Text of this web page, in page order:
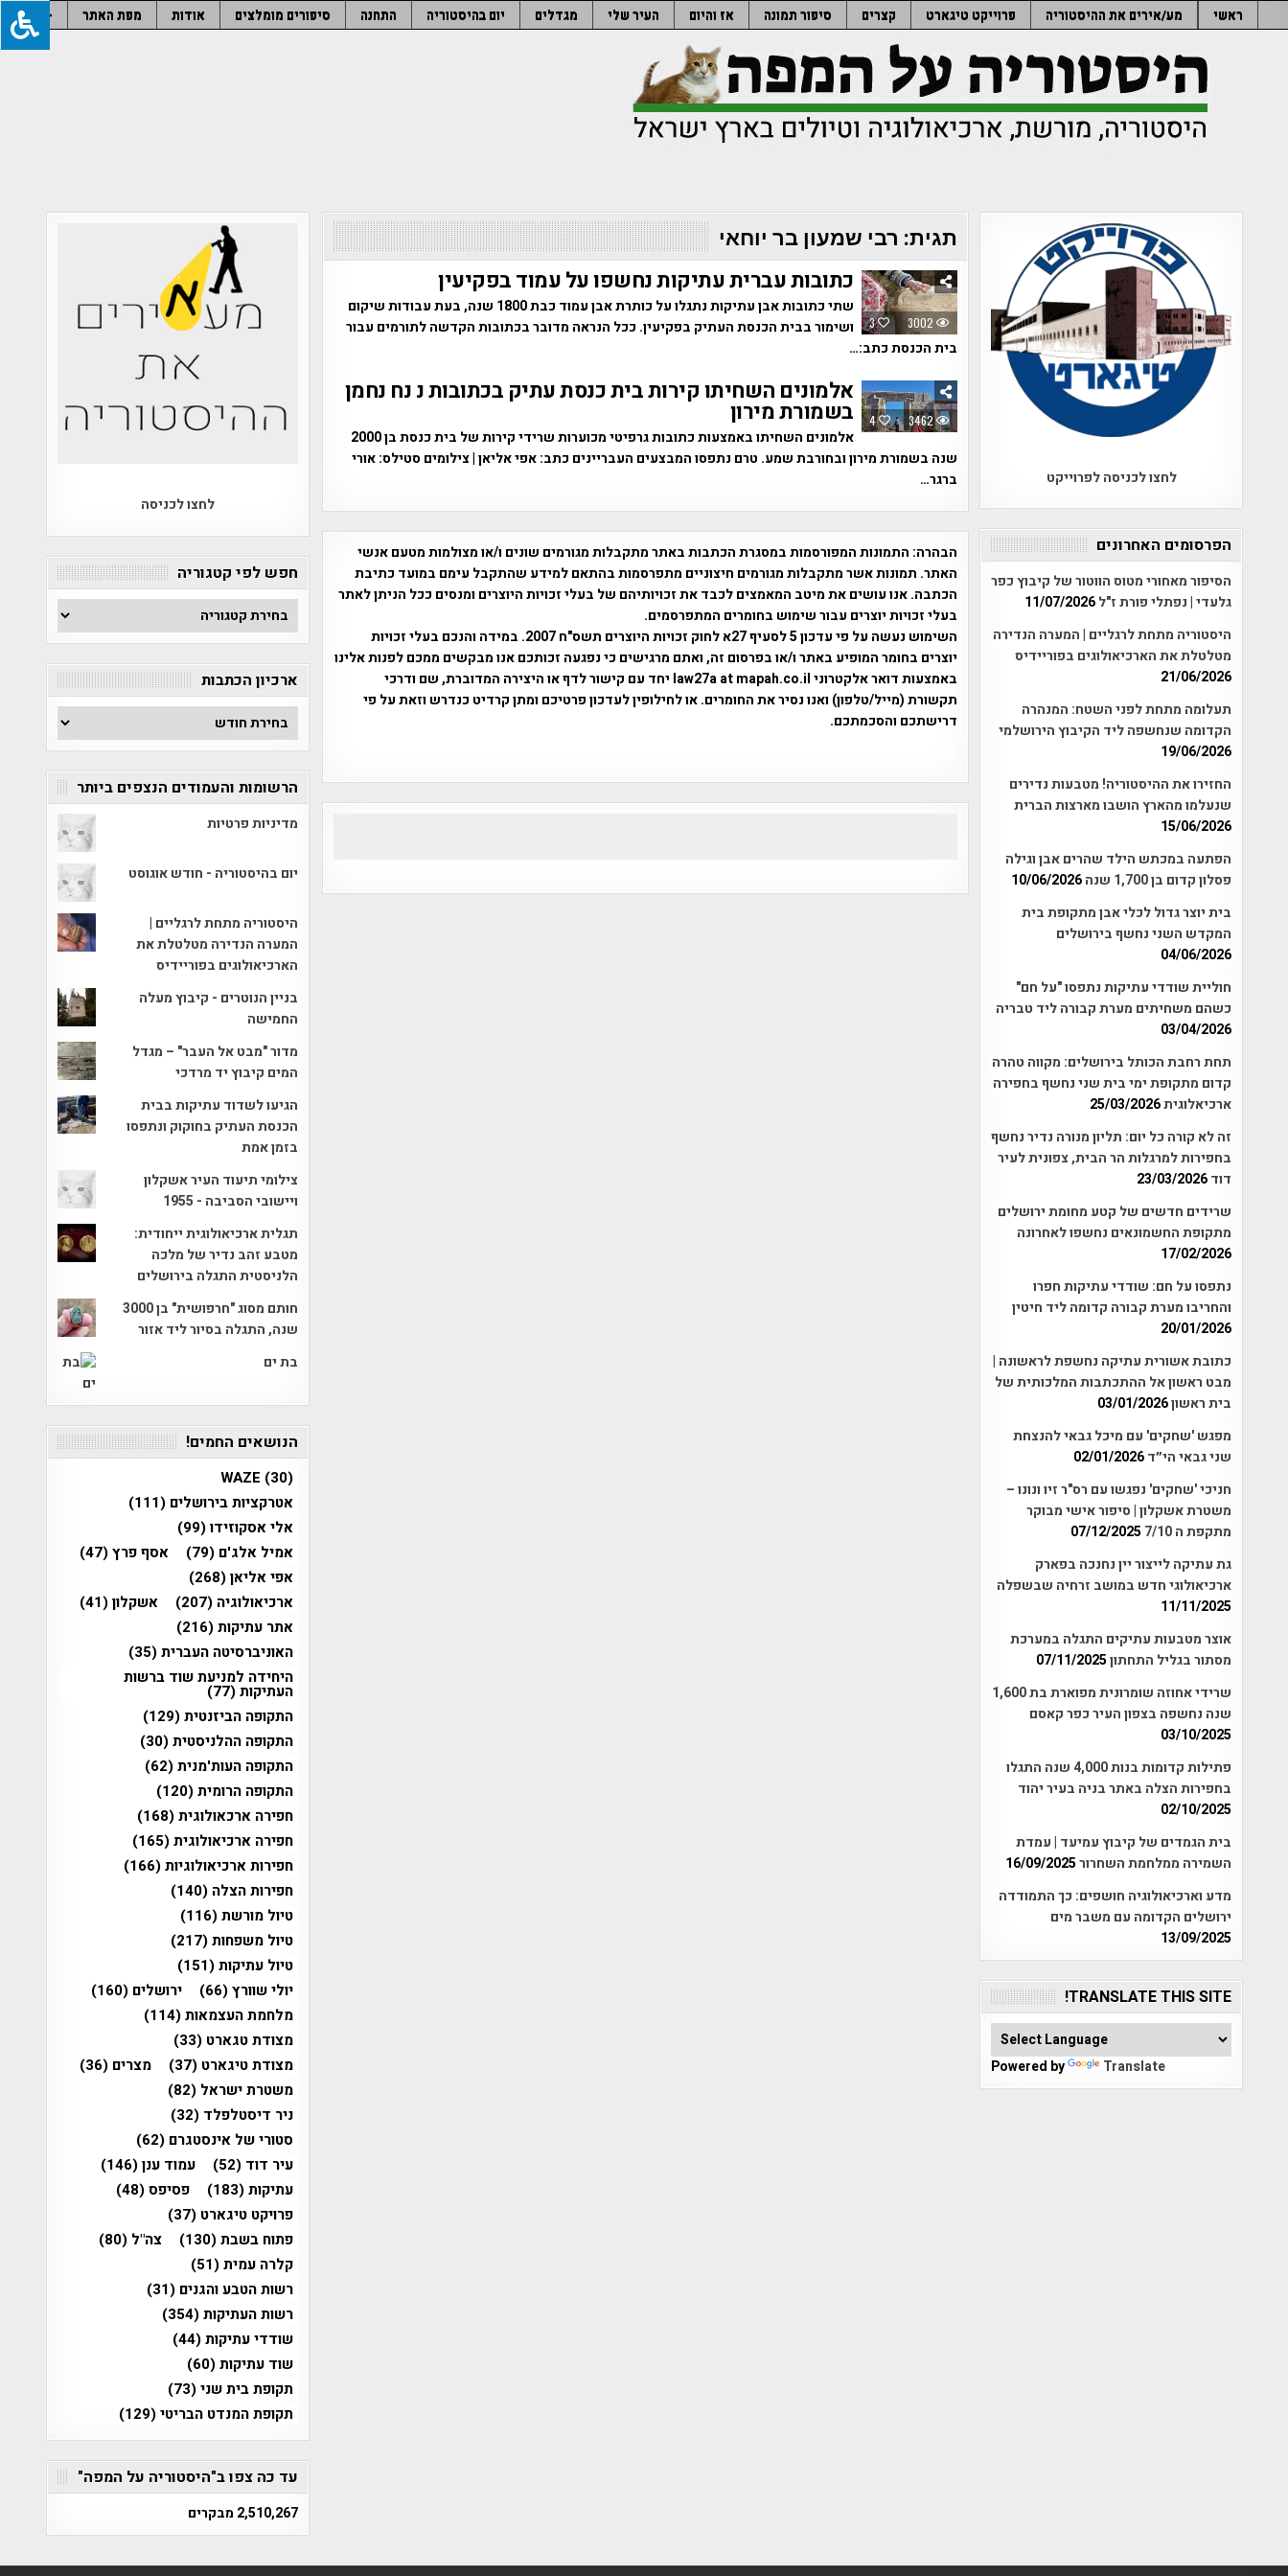
to
ראשי מע/אירים את ההיסטוריה פרוייקט טיגארט קצרים סיפור תמונה אז והיום העיר שלי מגדלים יום בהיסטוריה התחנה סיפורים מומלצים אודות מפת האתר –
תגית: רבי שמעון בר יוחאי
3 3002
כתובות עברית עתיקות נחשפו על עמוד בפקיעין
שתי כתובות אבן עתיקות נתגלו על כותרת אבן עמוד כבת 1800 שנה, בעת עבודות שיקום
ושימור בבית הכנסת העתיק בפקיעין. ככל הנראה מדובר בכתובות הקדשה לתורמים עבור
בית הכנסת כתב:…
4 3462
אלמונים השחיתו קירות בית כנסת עתיק בכתובות נ נח נחמן
בשמורת מירון
אלמונים השחיתו באמצעות כתובות גרפיטי מכוערות שרידי קירות של בית כנסת בן 2000
שנה בשמורת מירון ובחורבת שמע. טרם נתפסו המבצעים העבריינים כתב: אפי אליאן | צילומים סטילס: אורי
ברגר…
הבהרה: התמונות המפורסמות במסגרת הכתבות באתר מתקבלות מגורמים שונים ו/או מצולמות מטעם אנשי
האתר. תמונות אשר מתקבלות מגורמים חיצוניים מתפרסמות בהתאם למידע שהתקבל עימם במועד כתיבת
הכתבה. אנו עושים את מיטב המאמצים לכבד את זכויותיהם של בעלי זכויות היוצרים ומנסים ככל הניתן לאתר
בעלי זכויות יוצרים עבור שימוש בחומרים המתפרסמים.
השימוש נעשה על פי עדכון 5 לסעיף 27א לחוק זכויות היוצרים תשס"ח 2007. במידה והנכם בעלי זכויות
יוצרים בחומר המופיע באתר ו/או בפרסום זה, ואתם מרגישים כי נפגעה זכותכם אנו מבקשים ממכם לפנות אלינו
באמצעות דואר אלקטרוני law27a at mapah.co.il יחד עם קישור לדף או היצירה המדוברת, שם ודרכי
תקשורת (מייל/טלפון) ואנו נסיר את החומרים. או לחילופין לעדכון פרטיכם ומתן קרדיט כנדרש וזאת על פי
דרישתכם והסכמתכם.
לחצו לכניסה לפרוייקט
הפרסומים האחרונים
הסיפור מאחורי מטוס הווטור של קיבוץ כפר
גלעדי | נפתלי פורת ז"ל11/07/2026
היסטוריה מתחת לרגליים | המערה הנדירה
מטלטלת את הארכיאולוגים בפוריידיס
21/06/2026
תעלומה מתחת לפני השטח: המנהרה
הקדומה שנחשפה ליד הקיבוץ הירושלמי
19/06/2026
החזירו את ההיסטוריה! מטבעות נדירים
שנעלמו מהארץ הושבו מארצות הברית
15/06/2026
הפתעה במכתש הילד שהרים אבן וגילה
פסלון קדום בן 1,700 שנה
10/06/2026
בית יוצר גדול לכלי אבן מתקופת בית
המקדש השני נחשף בירושלים
04/06/2026
חוליית שודדי עתיקות נתפסו "על חם"
כשהם משחיתים מערת קבורה ליד טבריה
03/04/2026
תחת רחבת הכותל בירושלים: מקווה טהרה
קדום מתקופת ימי בית שני נחשף בחפירה
ארכיאלוגית25/03/2026
זה לא קורה כל יום: תליון מנורה נדיר נחשף
בחפירות למרגלות הר הבית, צפונית לעיר
דוד23/03/2026
שרידים חדשים של קטע מחומת ירושלים
מתקופת החשמונאים נחשפו לאחרונה
17/02/2026
נתפסו על חם: שודדי עתיקות חפרו
והחריבו מערת קבורה קדומה ליד חיטין
20/01/2026
כתובת אשורית עתיקה נחשפת לראשונה |
מבט ראשון אל ההתכתבות המלכותית של
בית ראשון03/01/2026
מפגש 'שחקים' עם מיכל גבאי להנצחת
שני גבאי הי״ד02/01/2026
חניכי 'שחקים' נפגשו עם רס"ר זיו ונונו –
משטרת אשקלון | סיפור אישי מבוקר
מתקפת ה 7/10
07/12/2025
גת עתיקה לייצור יין נחנכה בפארק
ארכיאולוגי חדש במושב זרחיה שבשפלה
11/11/2025
אוצר מטבעות עתיקים התגלה במערכת
מסתור בגליל התחתון07/11/2025
שרידי אחוזה שומרונית מפוארת בת 1,600
שנה נחשפה בצפון העיר כפר קאסם
03/10/2025
פתילות קדומות בנות 4,000 שנה התגלו
בחפירות הצלה באתר בניה בעיר יהוד
02/10/2025
בית הגמדים של קיבוץ עמיעד | עמדת
השמירה ממלחמת השחרור16/09/2025
מדע וארכיאולוגיה חושפים: כך התמודדה
ירושלים הקדומה עם משבר מים
13/09/2025
TRANSLATE THIS SITE!
Powered by Translate
לחצו לכניסה
חפש לפי קטגוריה
חפש
לפי
קטגוריה
ארכיון הכתבות
ארכיון
הכתבות
הרשומות והעמודים הנצפים ביותר
מדיניות פרטיות
יום בהיסטוריה - חודש אוגוסט
היסטוריה מתחת לרגליים |
המערה הנדירה מטלטלת את
הארכיאולוגים בפוריידיס
בניין הנוטרים - קיבוץ מעלה
החמישה
מדור "מבט אל העבר" – מגדל
המים קיבוץ יד מרדכי
הגיעו לשדוד עתיקות בבית
הכנסת העתיק בחוקוק ונתפסו
בזמן אמת
צילומי תיעוד העיר אשקלון
ויישובי הסביבה - 1955
תגלית ארכיאולוגית ייחודית:
מטבע זהב נדיר של מלכה
הלניסטית התגלה בירושלים
חותם מסוג "חרפושית" בן 3000
שנה, התגלה בסיור ליד אזור
בת ים
הנושאים החמים!
WAZE (30)
אטרקציות בירושלים (111)
אלי אסקוזידו(99)
אמיל אלג'ם (79) אסף פרץ(47)
אפי אליאן(268)
ארכיאולוגיה (207) אשקלון(41)
אתר עתיקות(216)
האוניברסיטה העברית(35)
היחידה למניעת שוד ברשות
העתיקות(77)
התקופה הביזנטית(129)
התקופה ההלניסטית(30)
התקופה העות'מנית(62)
התקופה הרומית(120)
חפירה ארכאולוגית(168)
חפירה ארכיאולוגית(165)
חפירות ארכיאולוגיות(166)
חפירות הצלה (140)
טיול מורשת(116)
טיול משפחות(217)
טיול עתיקות(151)
יולי שוורץ(66) ירושלים (160)
מלחמת העצמאות(114)
מצודת טגארט (33)
מצודת טיגארט (37) מצרים (36)
משטרת ישראל (82)
ניר דיסטלפלד (32)
סטורי של אינסטגרם (62)
עיר דוד (52) עמוד ענן(146)
עתיקות(183) פסיפס(48)
פרויקט טיגארט (37)
פתוח בשבת(130) צה"ל (80)
קלרה עמית(51)
רשות הטבע והגנים (31)
רשות העתיקות(354)
שודדי עתיקות(44)
שוד עתיקות(60)
תקופת בית שני(73)
תקופת המנדט הבריטי(129)
עד כה צפו ב"היסטוריה על המפה"
2,510,267 מבקרים